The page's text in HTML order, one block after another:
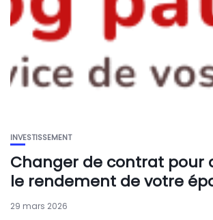
INVESTISSEMENT
Changer de contrat pour
le rendement de votre
29 mars 2026